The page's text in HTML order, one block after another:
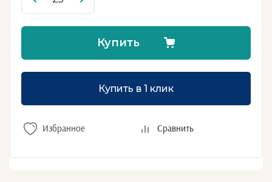
Купить
Купить в 1 клик
Сравнить
Избранное